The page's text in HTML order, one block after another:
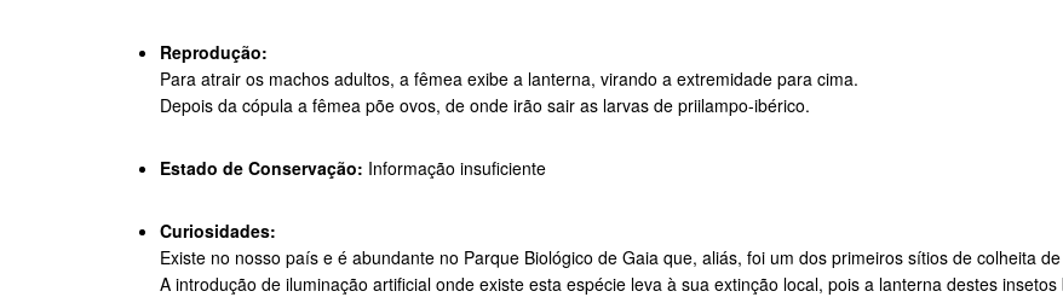
Reprodução:
Para atrair os machos adultos, a fêmea exibe a lanterna, virando a extremidade para cima.
Depois da cópula a fêmea põe ovos, de onde irão sair as larvas de priilampo-ibérico.
Estado de Conservação: Informação insuficiente
Curiosidades:
Existe no nosso país e é abundante no Parque Biológico de Gaia que, aliás, foi um dos primeiros sítios de colheita
A introdução de iluminação artificial onde existe esta espécie leva à sua extinção local, pois a lanterna destes